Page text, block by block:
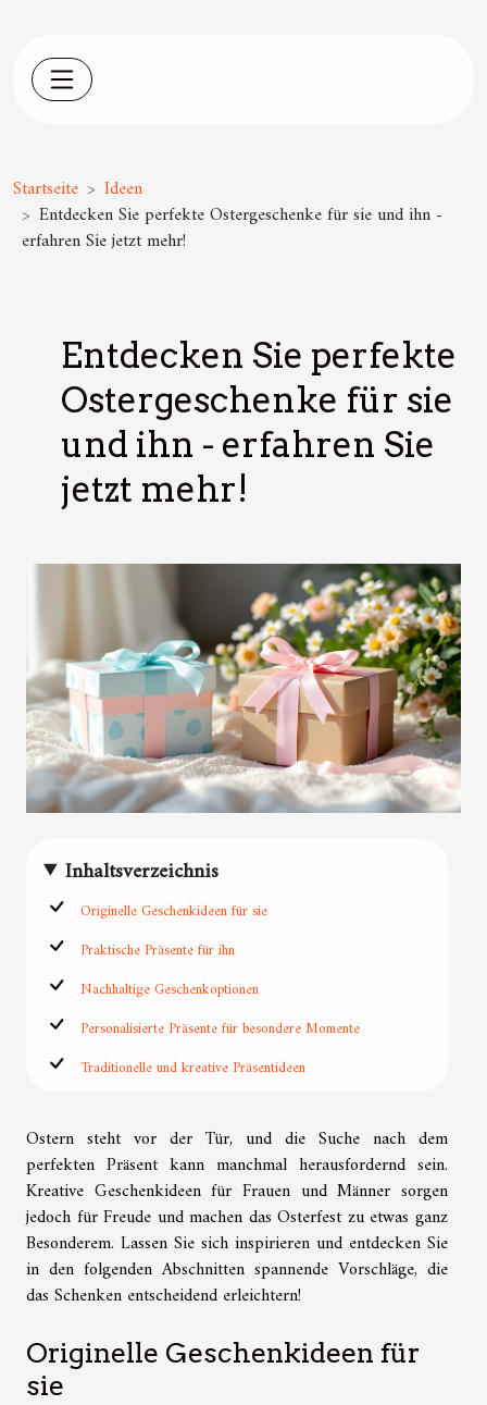
Startseite
Ideen
Entdecken Sie perfekte Ostergeschenke für sie und ihn -
erfahren Sie jetzt mehr!
Entdecken Sie perfekte
Ostergeschenke für sie
und ihn - erfahren Sie
jetzt mehr!
Inhaltsverzeichnis
Originelle Geschenkideen für sie
Praktische Präsente für ihn
Nachhaltige Geschenkoptionen
Personalisierte Präsente für besondere Momente
Traditionelle und kreative Präsentideen
Ostern steht vor der Tür, und die Suche nach dem
perfekten Präsent kann manchmal herausfordernd sein.
Kreative Geschenkideen für Frauen und Männer sorgen
jedoch für Freude und machen das Osterfest zu etwas ganz
Besonderem. Lassen Sie sich inspirieren und entdecken Sie
in den folgenden Abschnitten spannende Vorschläge, die
das Schenken entscheidend erleichtern!
Originelle Geschenkideen für
sie